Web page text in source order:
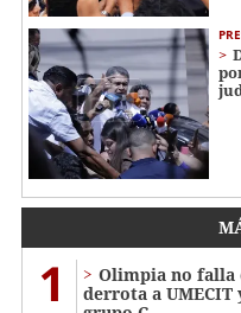
1
Olimpia no falla
derrota a